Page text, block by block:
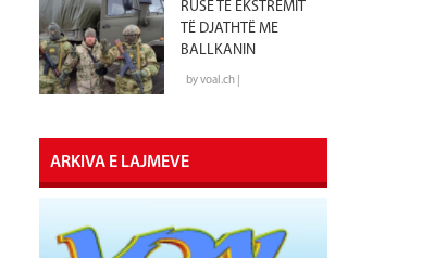
RUSE TË EKSTREMIT
TË DJATHTË ME
BALLKANIN
by voal.ch |
ARKIVA E LAJMEVE